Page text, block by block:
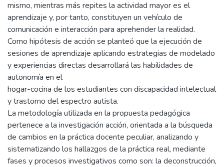
mismo, mientras más repites la actividad mayor es el
aprendizaje y, por tanto, constituyen un vehículo de
comunicación e interacción para aprehender la realidad.
Como hipótesis de acción se planteó que la ejecución de
sesiones de aprendizaje aplicando estrategias de modelado
y experiencias directas desarrollará las habilidades de
autonomía en el
hogar-cocina de los estudiantes con discapacidad intelectual
y trastorno del espectro autista.
La metodología utilizada en la propuesta pedagógica
pertenece a la investigación acción, orientada a la búsqueda
de cambios en la práctica docente peculiar, analizando y
sistematizando los hallazgos de la práctica real, mediante
fases y procesos investigativos como son: la deconstrucción,